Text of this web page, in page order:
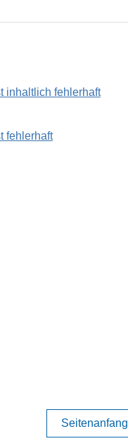
ist inhaltlich fehlerhaft
ist fehlerhaft
Seitenanfang